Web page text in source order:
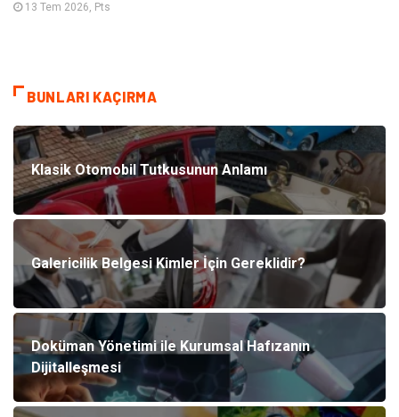
13 Tem 2026, Pts
BUNLARI KAÇIRMA
Klasik Otomobil Tutkusunun Anlamı
Galericilik Belgesi Kimler İçin Gereklidir?
Doküman Yönetimi ile Kurumsal Hafızanın
Dijitalleşmesi